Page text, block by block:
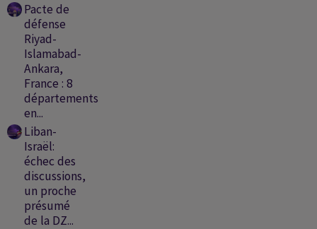
Pacte de
défense
Riyad-
Islamabad-
Ankara,
France : 8
départements
en...
Liban-
Israël:
échec des
discussions,
un proche
présumé
de la DZ...